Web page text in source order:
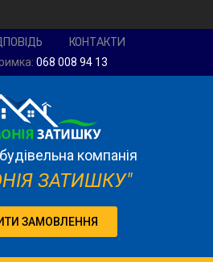
КОНТАКТИ
068 008 94 13
компанія
ЗАТИШКУ"
ЗАМОВЛЕННЯ